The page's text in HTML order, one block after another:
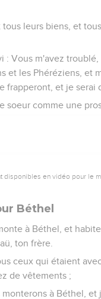
leurs biens, et
: Vous m'avez
et les Phéréziens,
frapperont, et je serai
soeur comme une
disponibles en vidéo pour le
Béthel
à Béthel, et
ton frère.
ceux qui étaient
de vêtements ;
à Béthel,